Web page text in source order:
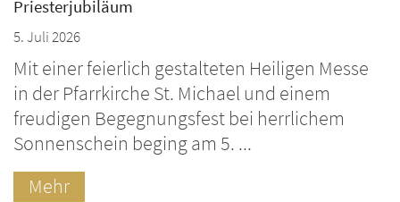
Priesterjubiläum
5. Juli 2026
Mit einer feierlich gestalteten Heiligen Messe
in der Pfarrkirche St. Michael und einem
freudigen Begegnungsfest bei herrlichem
Sonnenschein beging am 5. ...
Mehr